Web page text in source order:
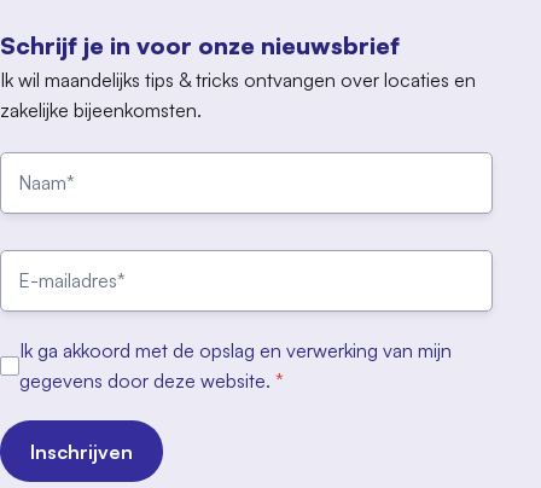
Schrijf je in voor onze nieuwsbrief
Ik wil maandelijks tips & tricks ontvangen over locaties en
zakelijke bijeenkomsten.
Ik ga akkoord met de opslag en verwerking van mijn
gegevens door deze website. *
Inschrijven